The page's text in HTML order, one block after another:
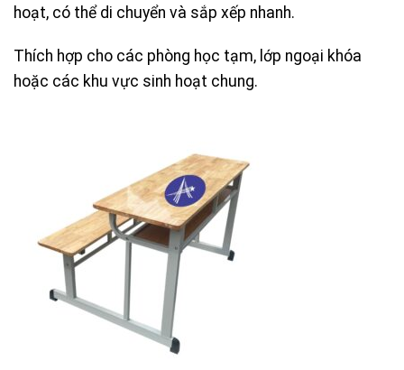
hoạt, có thể di chuyển và sắp xếp nhanh.
Thích hợp cho các phòng học tạm, lớp ngoại khóa
hoặc các khu vực sinh hoạt chung.